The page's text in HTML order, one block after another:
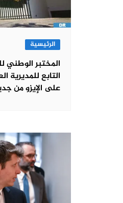
الرئيسية
المختبر الوطني
التابع للمديرية
على الإيزو من